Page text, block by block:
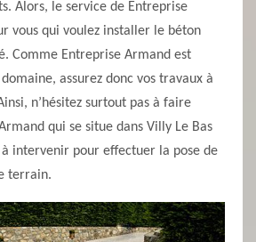
Alors, le service de Entreprise
vous qui voulez installer le béton
Comme Entreprise Armand est
assurez donc vos travaux à
n’hésitez surtout pas à faire
qui se situe dans Villy Le Bas
intervenir pour effectuer la pose de
terrain.